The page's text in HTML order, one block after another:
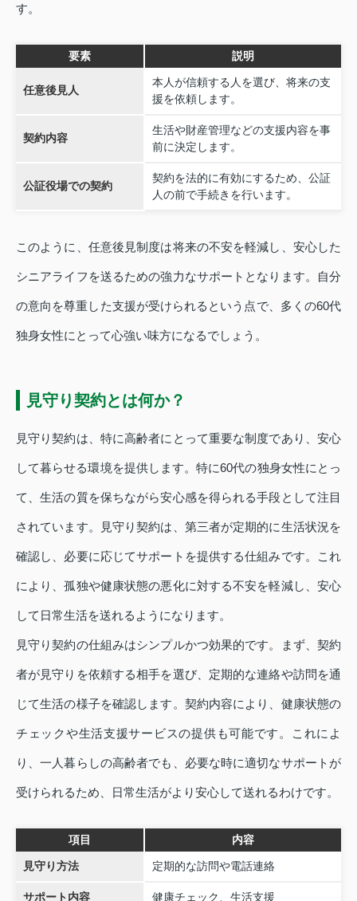
す。
要素 説明
任意後見人
本人が信頼する人を選び、将来の支
援を依頼します。
契約内容
生活や財産管理などの支援内容を事
前に決定します。
公証役場での契約
契約を法的に有効にするため、公証
人の前で手続きを行います。
このように、任意後見制度は将来の不安を軽減し、安心した
シニアライフを送るための強力なサポートとなります。自分
の意向を尊重した支援が受けられるという点で、多くの60代
独身女性にとって心強い味方になるでしょう。
見守り契約とは何か？
見守り契約は、特に高齢者にとって重要な制度であり、安心
して暮らせる環境を提供します。特に60代の独身女性にとっ
て、生活の質を保ちながら安心感を得られる手段として注目
されています。見守り契約は、第三者が定期的に生活状況を
確認し、必要に応じてサポートを提供する仕組みです。これ
により、孤独や健康状態の悪化に対する不安を軽減し、安心
して日常生活を送れるようになります。
見守り契約の仕組みはシンプルかつ効果的です。まず、契約
者が見守りを依頼する相手を選び、定期的な連絡や訪問を通
じて生活の様子を確認します。契約内容により、健康状態の
チェックや生活支援サービスの提供も可能です。これによ
り、一人暮らしの高齢者でも、必要な時に適切なサポートが
受けられるため、日常生活がより安心して送れるわけです。
項目 内容
見守り方法 定期的な訪問や電話連絡
サポート内容 健康チェック、生活支援